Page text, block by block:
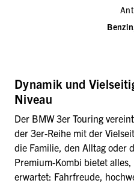
Dynamik und
Niveau
Der BMW 3er Touring
der 3er-Reihe mit der
die Familie, den Alltag oder
Premium-Kombi bietet
erwartet: Fahrfreude,